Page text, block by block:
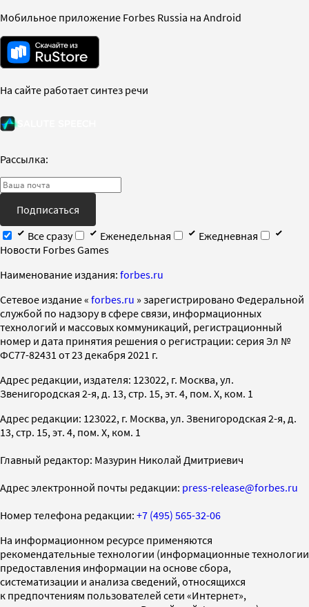
Мобильное приложение Forbes Russia на Android
На сайте работает синтез речи
Рассылка:
Подписаться
Все сразу
Еженедельная
Ежедневная
Новости Forbes Games
Наименование издания: forbes.ru
Cетевое издание « forbes.ru » зарегистрировано Федеральной
службой по надзору в сфере связи, информационных
технологий и массовых коммуникаций, регистрационный
номер и дата принятия решения о регистрации: серия Эл №
ФС77-82431 от 23 декабря 2021 г.
Адрес редакции, издателя: 123022, г. Москва, ул.
Звенигородская 2-я, д. 13, стр. 15, эт. 4, пом. X, ком. 1
Адрес редакции: 123022, г. Москва, ул. Звенигородская 2-я, д.
13, стр. 15, эт. 4, пом. X, ком. 1
Главный редактор: Мазурин Николай Дмитриевич
Адрес электронной почты редакции: press-release@forbes.ru
Номер телефона редакции: +7 (495) 565-32-06
На информационном ресурсе применяются
рекомендательные технологии (информационные технологии
предоставления информации на основе сбора,
систематизации и анализа сведений, относящихся
к предпочтениям пользователей сети «Интернет»,